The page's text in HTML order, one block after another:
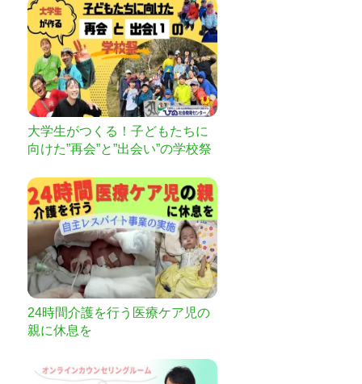
大学生がつくる！子どもたちに
向けた”再会”と”出会い”の学校祭
24時間介護を行う医療ケア児の
親に休息を